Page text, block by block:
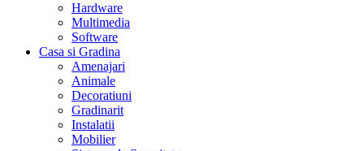
Hardware
Multimedia
Software
Casa si Gradina
Amenajari
Animale
Decoratiuni
Gradinarit
Instalatii
Mobilier